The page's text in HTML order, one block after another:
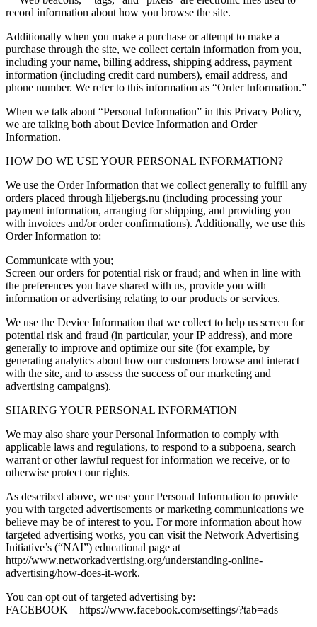
record information about how you browse the site.
Additionally when you make a purchase or attempt to make a
purchase through the site, we collect certain information from you,
including your name, billing address, shipping address, payment
information (including credit card numbers), email address, and
phone number. We refer to this information as “Order Information.”
When we talk about “Personal Information” in this Privacy Policy,
we are talking both about Device Information and Order
Information.
HOW DO WE USE YOUR PERSONAL INFORMATION?
We use the Order Information that we collect generally to fulfill any
orders placed through liljebergs.nu (including processing your
payment information, arranging for shipping, and providing you
with invoices and/or order confirmations). Additionally, we use this
Order Information to:
Communicate with you;
Screen our orders for potential risk or fraud; and when in line with
the preferences you have shared with us, provide you with
information or advertising relating to our products or services.
We use the Device Information that we collect to help us screen for
potential risk and fraud (in particular, your IP address), and more
generally to improve and optimize our site (for example, by
generating analytics about how our customers browse and interact
with the site, and to assess the success of our marketing and
advertising campaigns).
SHARING YOUR PERSONAL INFORMATION
We may also share your Personal Information to comply with
applicable laws and regulations, to respond to a subpoena, search
warrant or other lawful request for information we receive, or to
otherwise protect our rights.
As described above, we use your Personal Information to provide
you with targeted advertisements or marketing communications we
believe may be of interest to you. For more information about how
targeted advertising works, you can visit the Network Advertising
Initiative’s (“NAI”) educational page at
http://www.networkadvertising.org/understanding-online-
advertising/how-does-it-work.
You can opt out of targeted advertising by:
FACEBOOK – https://www.facebook.com/settings/?tab=ads